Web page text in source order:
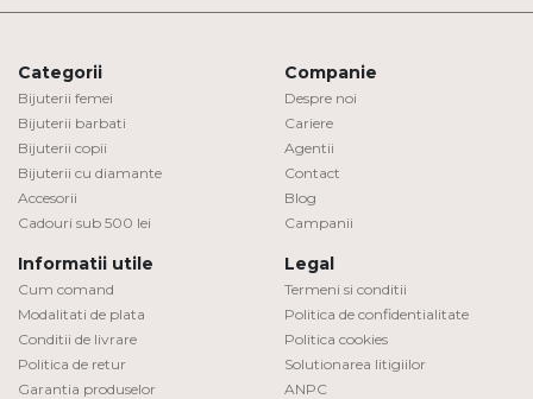
Categorii
Bijuterii femei
Bijuterii barbati
Bijuterii copii
Bijuterii cu diamante
Accesorii
Cadouri sub 500 lei
Companie
Despre noi
Cariere
Agentii
Contact
Blog
Campanii
Informatii utile
Cum comand
Modalitati de plata
Conditii de livrare
Politica de retur
Garantia produselor
Legal
Termeni si conditii
Politica de confidentialitate
Politica cookies
Solutionarea litigiilor
ANPC